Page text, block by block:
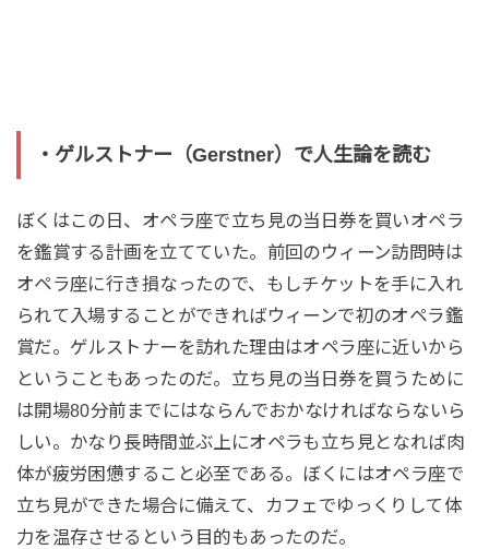
・ゲルストナー（Gerstner）で人生論を読む
ぼくはこの日、オペラ座で立ち見の当日券を買いオペラ
を鑑賞する計画を立てていた。前回のウィーン訪問時は
オペラ座に行き損なったので、もしチケットを手に入れ
られて入場することができればウィーンで初のオペラ鑑
賞だ。ゲルストナーを訪れた理由はオペラ座に近いから
ということもあったのだ。立ち見の当日券を買うために
は開場80分前までにはならんでおかなければならないら
しい。かなり長時間並ぶ上にオペラも立ち見となれば肉
体が疲労困憊すること必至である。ぼくにはオペラ座で
立ち見ができた場合に備えて、カフェでゆっくりして体
力を温存させるという目的もあったのだ。